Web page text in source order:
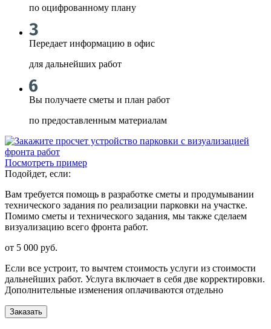
по оцифрованному плану
Передает информацию в офис
для дальнейших работ
Вы получаете сметы и план работ
по предоставленным материалам
Посмотреть пример
Подойдет, если:
Вам требуется помощь в разработке сметы и продумывании
технического задания по реализации парковки на участке.
Помимо сметы и технического задания, мы также сделаем
визуализацию всего фронта работ.
от 5 000 руб.
Если все устроит, то вычтем стоимость услуги из стоимости
дальнейших работ. Услуга включает в себя две корректировки.
Дополнительные изменения оплачиваются отдельно
Заказать